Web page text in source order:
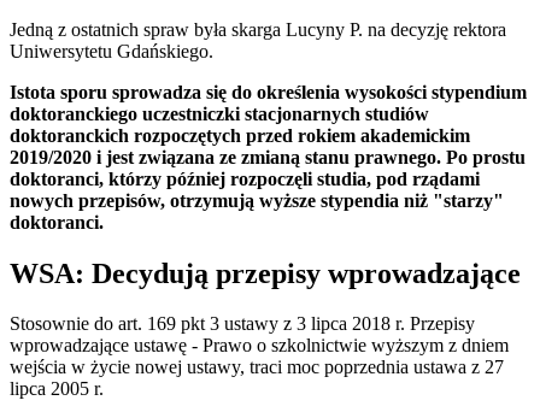
Jedną z ostatnich spraw była skarga Lucyny P. na decyzję rektora
Uniwersytetu Gdańskiego.
Istota sporu sprowadza się do określenia wysokości stypendium
doktoranckiego uczestniczki stacjonarnych studiów
doktoranckich rozpoczętych przed rokiem akademickim
2019/2020 i jest związana ze zmianą stanu prawnego. Po prostu
doktoranci, którzy później rozpoczęli studia, pod rządami
nowych przepisów, otrzymują wyższe stypendia niż "starzy"
doktoranci.
WSA: Decydują przepisy wprowadzające
Stosownie do art. 169 pkt 3 ustawy z 3 lipca 2018 r. Przepisy
wprowadzające ustawę - Prawo o szkolnictwie wyższym z dniem
wejścia w życie nowej ustawy, traci moc poprzednia ustawa z 27
lipca 2005 r.